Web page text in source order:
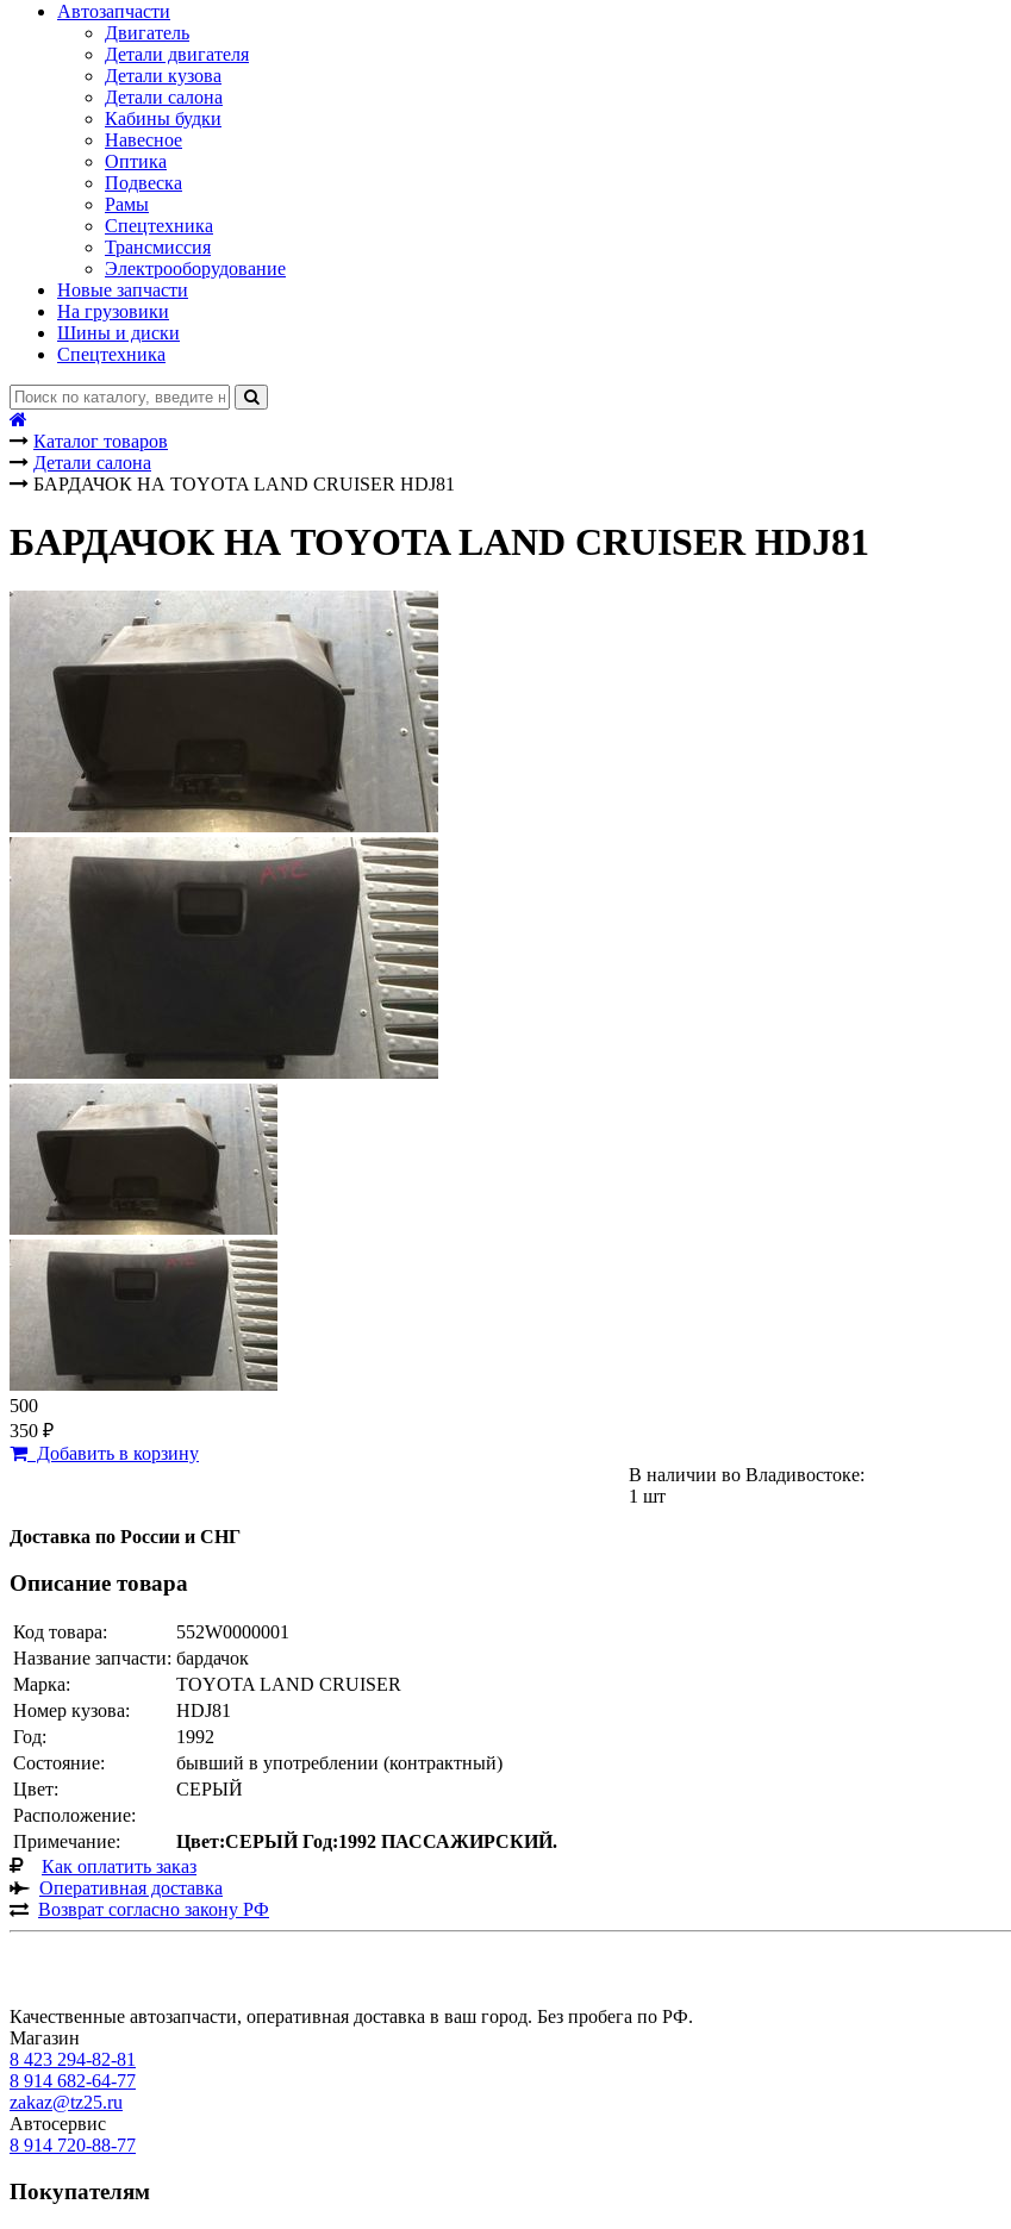
Автозапчасти
Двигатель
Детали двигателя
Детали кузова
Детали салона
Кабины будки
Навесное
Оптика
Подвеска
Рамы
Спецтехника
Трансмиссия
Электрооборудование
Новые запчасти
На грузовики
Шины и диски
Спецтехника
Каталог товаров
Детали салона
БАРДАЧОК НА TOYOTA LAND CRUISER HDJ81
БАРДАЧОК НА TOYOTA LAND CRUISER HDJ81
500
350 ₽
Добавить в корзину
В наличии во Владивостоке:
1 шт
Доставка по России и СНГ
Описание товара
Код товара:
552W0000001
Название запчасти: бардачок
Марка:
TOYOTA LAND CRUISER
Номер кузова:
HDJ81
Год:
1992
Состояние:
бывший в употреблении (контрактный)
Цвет:
СЕРЫЙ
Расположение:
Примечание:
Цвет:СЕРЫЙ Год:1992 ПАССАЖИРСКИЙ.
Как оплатить заказ
Оперативная доставка
Возврат согласно закону РФ
Качественные автозапчасти, оперативная доставка в ваш город. Без пробега по РФ.
Магазин
8 423 294-82-81
8 914 682-64-77
zakaz@tz25.ru
Автосервис
8 914 720-88-77
Покупателям